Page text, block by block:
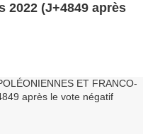
2022 (J+4849 après